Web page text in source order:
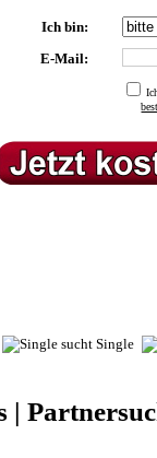
Ich bin:
E-Mail:
|